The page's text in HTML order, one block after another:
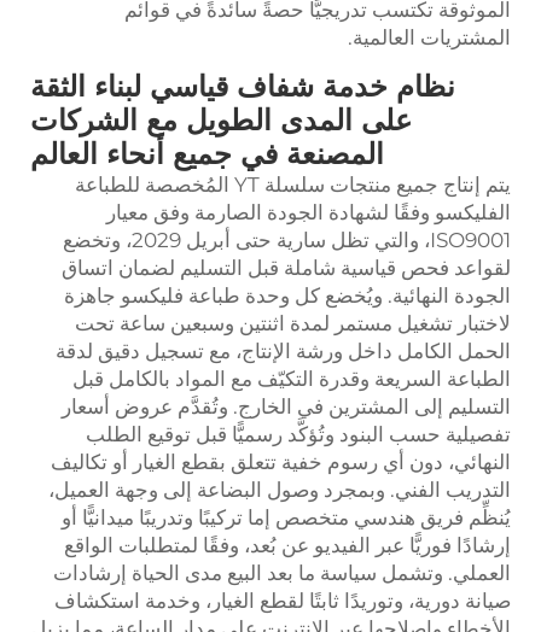
الموثوقة تكتسب تدريجيًّا حصةً سائدةً في قوائم
المشتريات العالمية.
نظام خدمة شفاف قياسي لبناء الثقة
على المدى الطويل مع الشركات
المصنعة في جميع أنحاء العالم
يتم إنتاج جميع منتجات سلسلة YT المُخصصة للطباعة
الفليكسو وفقًا لشهادة الجودة الصارمة وفق معيار
ISO9001، والتي تظل سارية حتى أبريل 2029، وتخضع
لقواعد فحص قياسية شاملة قبل التسليم لضمان اتساق
الجودة النهائية. ويُخضع كل وحدة طباعة فليكسو جاهزة
لاختبار تشغيل مستمر لمدة اثنتين وسبعين ساعة تحت
الحمل الكامل داخل ورشة الإنتاج، مع تسجيل دقيق لدقة
الطباعة السريعة وقدرة التكيّف مع المواد بالكامل قبل
التسليم إلى المشترين في الخارج. وتُقدَّم عروض أسعار
تفصيلية حسب البنود وتُؤكَّد رسميًّا قبل توقيع الطلب
النهائي، دون أي رسوم خفية تتعلق بقطع الغيار أو تكاليف
التدريب الفني. وبمجرد وصول البضاعة إلى وجهة العميل،
يُنظِّم فريق هندسي متخصص إما تركيبًا وتدريبًا ميدانيًّا أو
إرشادًا فوريًّا عبر الفيديو عن بُعد، وفقًا لمتطلبات الواقع
العملي. وتشمل سياسة ما بعد البيع مدى الحياة إرشادات
صيانة دورية، وتوريدًا ثابتًا لقطع الغيار، وخدمة استكشاف